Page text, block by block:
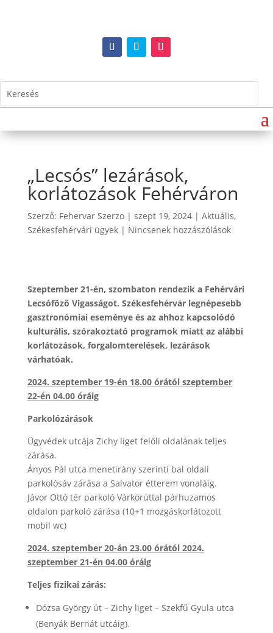
„Lecsós” lezárások,
korlátozások Fehérváron
Szerző: Fehervar Szerzo| szept 19, 2024| Aktuális,
Székesfehérvári ügyek| Nincsenek hozzászólások
Szeptember 21-én, szombaton rendezik a Fehérvári
Lecsófőző Vigasságot. Székesfehérvár legnépesebb
gasztronómiai eseménye és az ahhoz kapcsolódó
kulturális, szórakoztató programok miatt az alábbi
korlátozások, forgalomterelések, lezárások
várhatóak.
2024. szeptember 19-én 18.00 órátólszeptember
22-én 04.00 óráig
Parkolózárások
Ügyvédek utcája Zichy liget felőli oldalának teljes
zárása.
Ányos Pál utca menetirány szerinti bal oldali
parkolósáv zárása a Salvator étterem vonaláig.
Jávor Ottó tér parkoló Várkörúttal párhuzamos
oldalon parkoló zárása (10+1 mozgáskorlátozott
mobil wc)
2024. szeptember 20-án 23.00 órától 2024.
szeptember 21-én 04.00 óráig
Teljes fizikai zárás:
Dózsa György út – Zichy liget – Szekfű Gyula utca
(Benyák Bernát utcáig).